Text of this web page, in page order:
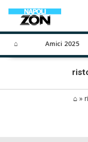
⌂ Amici 2025
⌂ »